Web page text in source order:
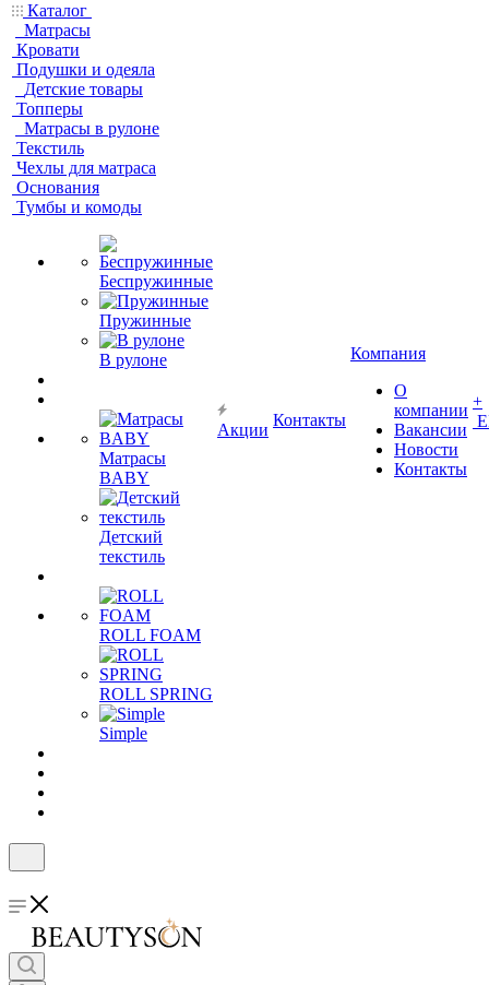
Каталог
Матрасы
Кровати
Подушки и одеяла
Детские товары
Топперы
Матрасы в рулоне
Текстиль
Чехлы для матраса
Основания
Тумбы и комоды
Беспружинные
Пружинные
В рулоне
Матрасы
BABY
Детский
текстиль
ROLL FOAM
ROLL SPRING
Simple
Акции
Контакты
Компания
О
компании
Вакансии
Новости
Контакты
+